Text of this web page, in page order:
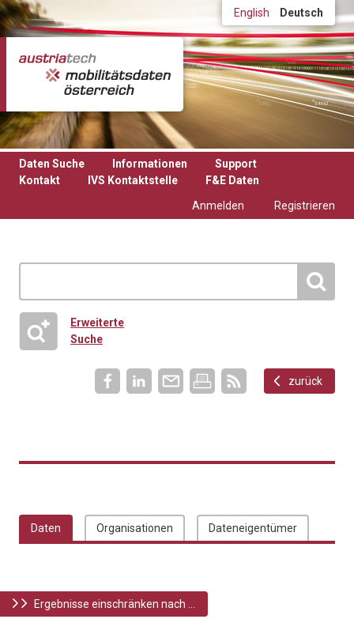
Direkt zum Inhalt English Deutsch
Daten Suche Informationen
Support
Kontakt
IVS Kontaktstelle
F&E Daten
Anmelden
Registrieren
Erweiterte
Suche
zurück
Daten Organisationen Dateneigentümer
Ergebnisse einschränken nach ...